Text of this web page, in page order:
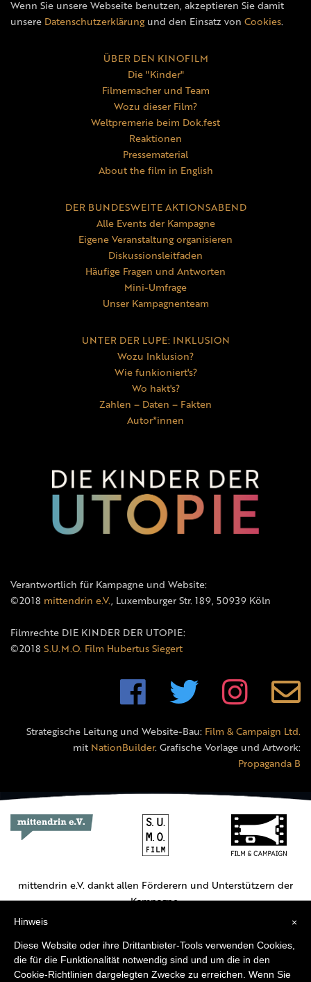
Wenn Sie unsere Webseite benutzen, akzeptieren Sie damit
unsere Datenschutzerklärungund den Einsatz von Cookies.
ÜBER DEN KINOFILM
Die "Kinder"
Filmemacher und Team
Wozu dieser Film?
Weltpremerie beim Dok.fest
Reaktionen
Pressematerial
About the film in English
DER BUNDESWEITE AKTIONSABEND
Alle Events der Kampagne
Eigene Veranstaltung organisieren
Diskussionsleitfaden
Häufige Fragen und Antworten
Mini-Umfrage
Unser Kampagnenteam
UNTER DER LUPE: INKLUSION
Wozu Inklusion?
Wie funkioniert's?
Wo hakt's?
Zahlen – Daten – Fakten
Autor*innen
Verantwortlich für Kampagne und Website:
©2018 mittendrin e.V., Luxemburger Str. 189, 50939 Köln
Filmrechte DIE KINDER DER UTOPIE:
©2018 S.U.M.O. Film Hubertus Siegert
Strategische Leitung und Website-Bau: Film & Campaign Ltd.
mit NationBuilder. Grafische Vorlage und Artwork:
Propaganda B
mittendrin e.V. dankt allen Förderern und Unterstützern der
Kampagne.
×
Hinweis
Diese Website oder ihre Drittanbieter-Tools verwenden Cookies,
die für die Funktionalität notwendig sind und um die in den
Cookie-Richtlinien dargelegten Zwecke zu erreichen. Wenn Sie